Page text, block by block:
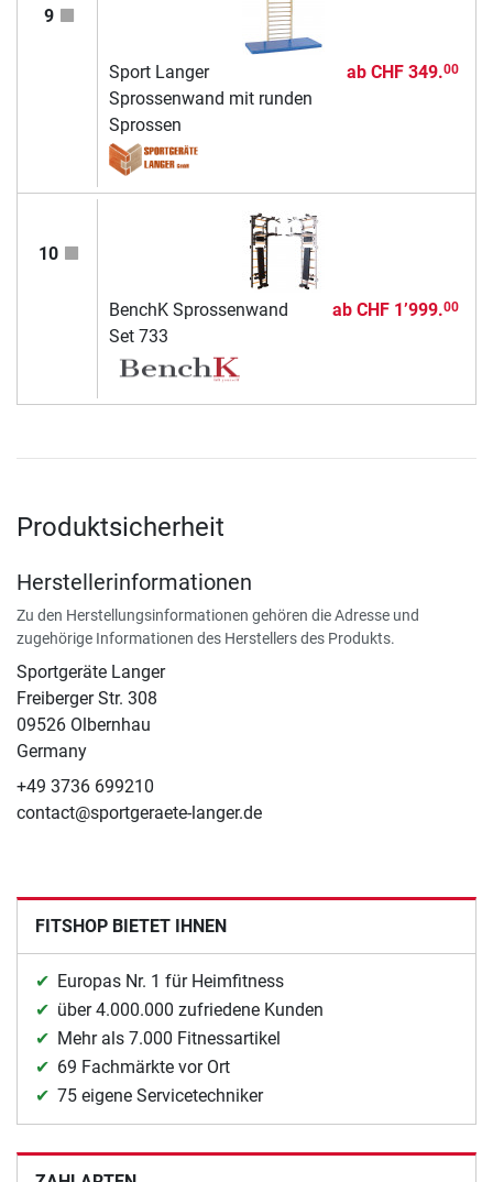
9
Sport Langer
Sprossenwand mit runden
Sprossen
ab CHF 349.00
10
BenchK Sprossenwand
Set 733
ab CHF 1’999.00
Produktsicherheit
Herstellerinformationen
Zu den Herstellungsinformationen gehören die Adresse und
zugehörige Informationen des Herstellers des Produkts.
Sportgeräte Langer
Freiberger Str. 308
09526 Olbernhau
Germany
+49 3736 699210
contact@sportgeraete-langer.de
FITSHOP BIETET IHNEN
Europas Nr. 1 für Heimfitness
über 4.000.000 zufriedene Kunden
Mehr als 7.000 Fitnessartikel
69 Fachmärkte vor Ort
75 eigene Servicetechniker